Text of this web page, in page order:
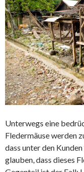
Unterwegs eine
Fledermäuse werden
dass unter den
glauben, dass dieses